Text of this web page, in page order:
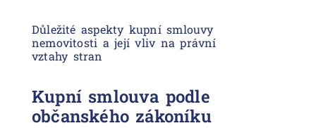
Důležité aspekty kupní smlouvy
nemovitosti a její vliv na právní
vztahy stran
Kupní smlouva podle
občanského zákoníku